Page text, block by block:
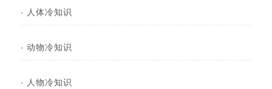
· 人体冷知识
· 动物冷知识
· 人物冷知识